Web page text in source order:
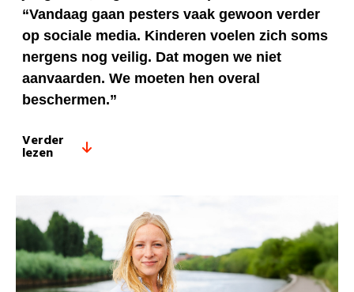
“Vandaag gaan pesters vaak gewoon verder
op sociale media. Kinderen voelen zich soms
nergens nog veilig. Dat mogen we niet
aanvaarden. We moeten hen overal
beschermen.”
Verder
lezen